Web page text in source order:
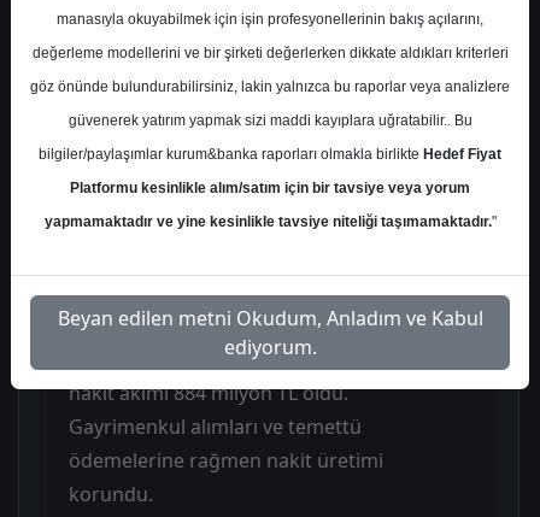
beklentilerinin aksine 158 milyon TL net
zarar açıkladı. Hasılat 1.533 milyon TL,
FAVÖK ise 448 milyon TL ile beklentilerin
altında gerçekleşti. Net kârdaki sapmada
Demir Life projesine ilişkin 1.246 milyon TL
stok değer düşüklüğü ve FAVÖK’ün
tahminlerin gerisinde kalması etkili oldu.
yüksek baz nedeniyle zayıf görünse de
nakit akışı güçlü seyretti. Şirket çeyrekte
232 milyon TL net nakit yaratırken, serbest
nakit akımı 884 milyon TL oldu.
Gayrimenkul alımları ve temettü
ödemelerine rağmen nakit üretimi
korundu.
manasıyla okuyabilmek için işin profesyonellerinin bakış açılarını,
değerleme modellerini ve bir şirketi değerlerken dikkate aldıkları kriterleri
göz önünde bulundurabilirsiniz, lakin yalnızca bu raporlar veya analizlere
güvenerek yatırım yapmak sizi maddi kayıplara uğratabilir.. Bu
bilgiler/paylaşımlar kurum&banka raporları olmakla birlikte Hedef Fiyat
Platformu kesinlikle alım/satım için bir tavsiye veya yorum
yapmamaktadır ve yine kesinlikle tavsiye niteliği taşımamaktadır."
Beyan edilen metni Okudum, Anladım ve Kabul
ediyorum.